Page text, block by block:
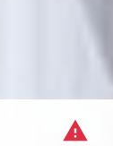
